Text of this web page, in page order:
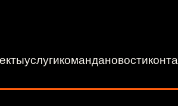
услугикомандановости